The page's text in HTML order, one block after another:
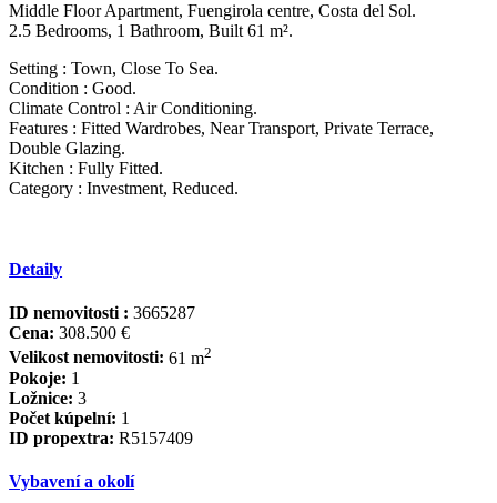
Middle Floor Apartment, Fuengirola centre, Costa del Sol.
2.5 Bedrooms, 1 Bathroom, Built 61 m².
Setting : Town, Close To Sea.
Condition : Good.
Climate Control : Air Conditioning.
Features : Fitted Wardrobes, Near Transport, Private Terrace,
Double Glazing.
Kitchen : Fully Fitted.
Category : Investment, Reduced.
Detaily
ID nemovitosti : 3665287
Cena: 308.500 €
Velikost nemovitosti: 61 m2
Pokoje: 1
Ložnice: 3
Počet kúpelní: 1
ID propextra: R5157409
Vybavení a okolí